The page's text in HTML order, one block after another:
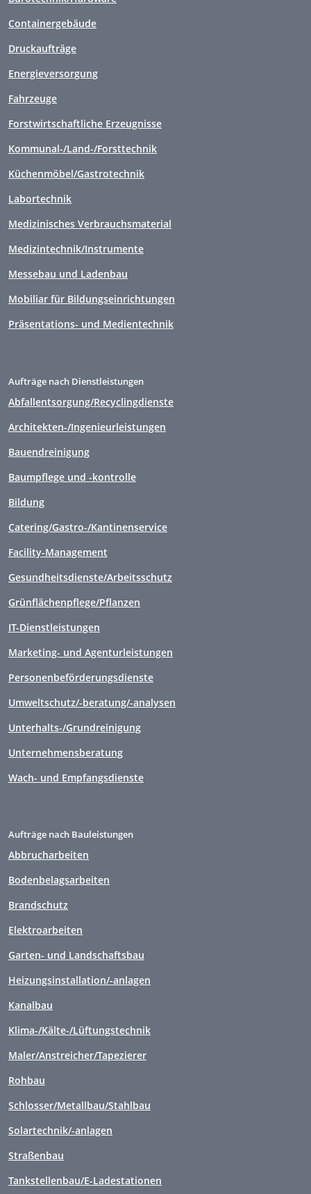
Containergebäude
Druckaufträge
Energieversorgung
Fahrzeuge
Forstwirtschaftliche Erzeugnisse
Kommunal-/Land-/Forsttechnik
Küchenmöbel/Gastrotechnik
Labortechnik
Medizinisches Verbrauchsmaterial
Medizintechnik/Instrumente
Messebau und Ladenbau
Mobiliar für Bildungseinrichtungen
Präsentations- und Medientechnik
Aufträge nach Dienstleistungen
Abfallentsorgung/Recyclingdienste
Architekten-/Ingenieurleistungen
Bauendreinigung
Baumpflege und -kontrolle
Bildung
Catering/Gastro-/Kantinenservice
Facility-Management
Gesundheitsdienste/Arbeitsschutz
Grünflächenpflege/Pflanzen
IT-Dienstleistungen
Marketing- und Agenturleistungen
Personenbeförderungsdienste
Umweltschutz/-beratung/-analysen
Unterhalts-/Grundreinigung
Unternehmensberatung
Wach- und Empfangsdienste
Aufträge nach Bauleistungen
Abbrucharbeiten
Bodenbelagsarbeiten
Brandschutz
Elektroarbeiten
Garten- und Landschaftsbau
Heizungsinstallation/-anlagen
Kanalbau
Klima-/Kälte-/Lüftungstechnik
Maler/Anstreicher/Tapezierer
Rohbau
Schlosser/Metallbau/Stahlbau
Solartechnik/-anlagen
Straßenbau
Tankstellenbau/E-Ladestationen